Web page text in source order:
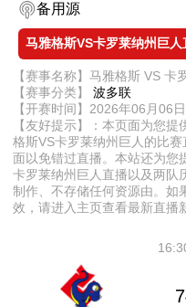
备用源
马雅格斯VS卡罗莱纳州巨人
【赛事名称】马雅格斯 VS 卡
【赛事分类】 波多联
【开赛时间】2026年06月06
【友好提示】：本页面为您
格斯VS卡罗莱纳州巨人的比
面以免错过直播。本站还为您
卡罗莱纳州巨人直播以及两队
制作、不存储任何资源由。如
效，请进入主页查看最新直播